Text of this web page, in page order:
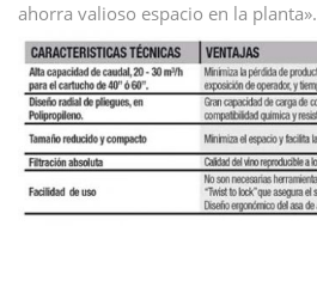
ahorra valioso espacio en la planta».